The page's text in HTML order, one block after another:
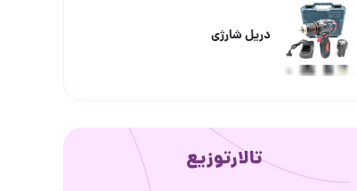
دریل شارژی
تالارتوزیع